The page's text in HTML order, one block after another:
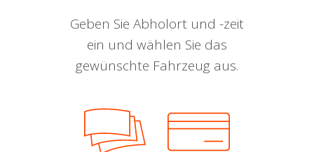
Geben Sie Abholort und -zeit
ein und wählen Sie das
gewünschte Fahrzeug aus.